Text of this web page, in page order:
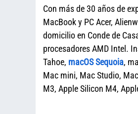
Con más de 30 años de
MacBook y PC Acer,
domicilio en Conde de
procesadores AMD Intel.
Tahoe, macOS Sequoia,
Mac mini, Mac Studio,
M3, Apple Silicon M4,